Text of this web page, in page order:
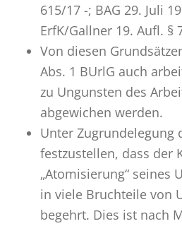
615/17 -; BAG 29. Juli
ErfK/Gallner 19. Aufl. §
Von diesen
Abs. 1 BUrlG auch
zu Ungunsten des
abgewichen werden.
Unter Zugrundelegung
festzustellen, dass der
„Atomisierung“ seines
in viele Bruchteile von
begehrt. Dies ist nach